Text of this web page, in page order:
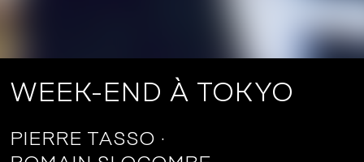
WEEK-END À TOKYO
PIERRE TASSO